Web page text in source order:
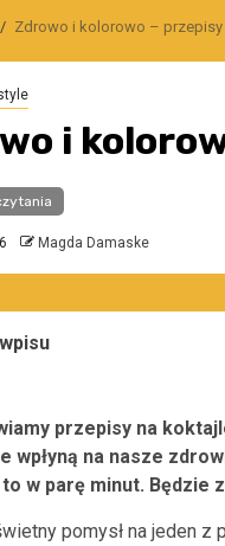
Zdrowo i kolorowo –
i
Magda Damaske
przepisy na
wpłyną na nasze
w parę minut. Będzie
pomysł na jeden z